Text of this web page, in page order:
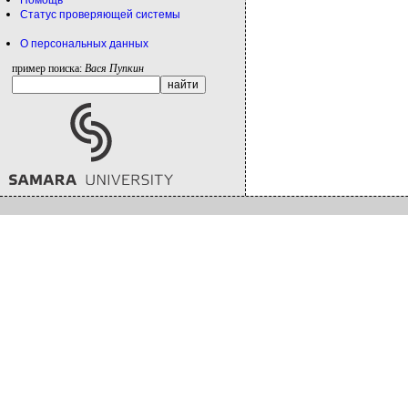
Статус проверяющей системы
О персональных данных
пример поиска: Вася Пупкин